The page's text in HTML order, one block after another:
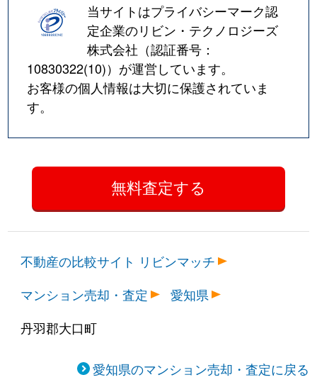
当サイトはプライバシーマーク認
定企業のリビン・テクノロジーズ
株式会社（認証番号：
10830322(10)）が運営しています。
お客様の個人情報は大切に保護されていま
す。
不動産の比較サイト リビンマッチ
マンション売却・査定
愛知県
丹羽郡大口町
愛知県のマンション売却・査定に戻る